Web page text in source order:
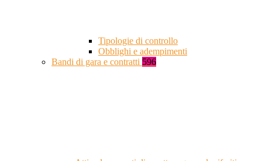
Tipologie di controllo
Obblighi e adempimenti
Bandi di gara e contratti 596